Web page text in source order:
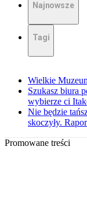
Najnowsze
Tagi
Wielkie
Szukasz biura
wybierze ci
Nie będzie
skoczyły.
Promowane treści